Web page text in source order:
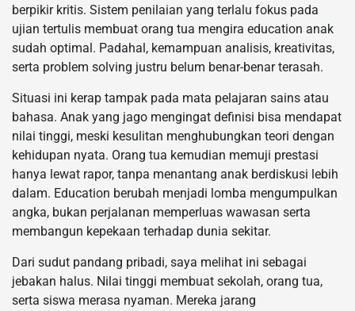
berpikir kritis. Sistem penilaian yang terlalu fokus pada
ujian tertulis membuat orang tua mengira education anak
sudah optimal. Padahal, kemampuan analisis, kreativitas,
serta problem solving justru belum benar-benar terasah.
Situasi ini kerap tampak pada mata pelajaran sains atau
bahasa. Anak yang jago mengingat definisi bisa mendapat
nilai tinggi, meski kesulitan menghubungkan teori dengan
kehidupan nyata. Orang tua kemudian memuji prestasi
hanya lewat rapor, tanpa menantang anak berdiskusi lebih
dalam. Education berubah menjadi lomba mengumpulkan
angka, bukan perjalanan memperluas wawasan serta
membangun kepekaan terhadap dunia sekitar.
Dari sudut pandang pribadi, saya melihat ini sebagai
jebakan halus. Nilai tinggi membuat sekolah, orang tua,
serta siswa merasa nyaman. Mereka jarang